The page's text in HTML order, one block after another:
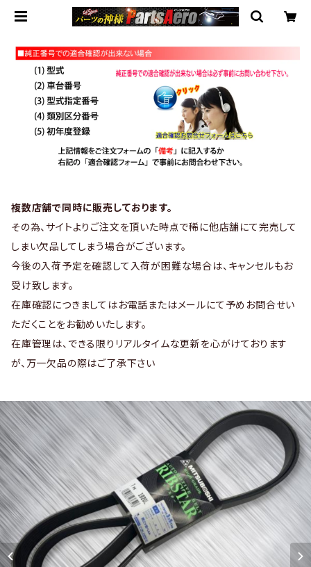
複数店舗で同時に販売しております。
その為、サイトよりご注文を頂いた時点で稀に他店舗にて完売して
しまい欠品してしまう場合がございます。
今後の入荷予定を確認して入荷が困難な場合は、キャンセルもお
受け致します。
在庫確認につきましてはお電話またはメールにて予めお問合せい
ただくことをお勧めいたします。
在庫管理は、できる限りリアルタイムな更新を心がけております
が、万一欠品の際はご了承下さい